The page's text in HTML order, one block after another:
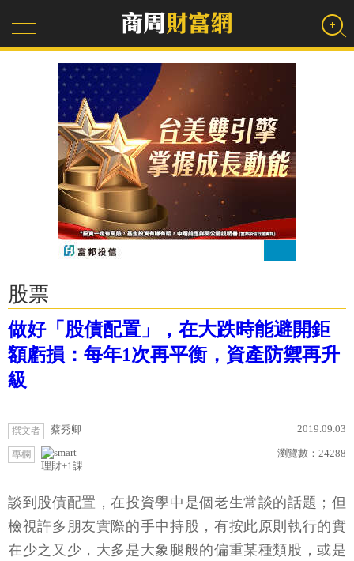
股票
做好「股債配置」，在大跌時能避開鉅
額虧損：每年1次再平衡，資產防禦再升
級
撰文者 蔡秀卿 2019.09.03
專欄
理財+1課
瀏覽數： 24288
談到股債配置，在投資學中是個老生常談的話題；但
檢視許多朋友實際的手中持股，有按此原則執行的實
在少之又少，大多是大象腿般的偏重某種類股，或是